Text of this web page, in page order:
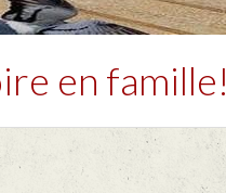
en famille!